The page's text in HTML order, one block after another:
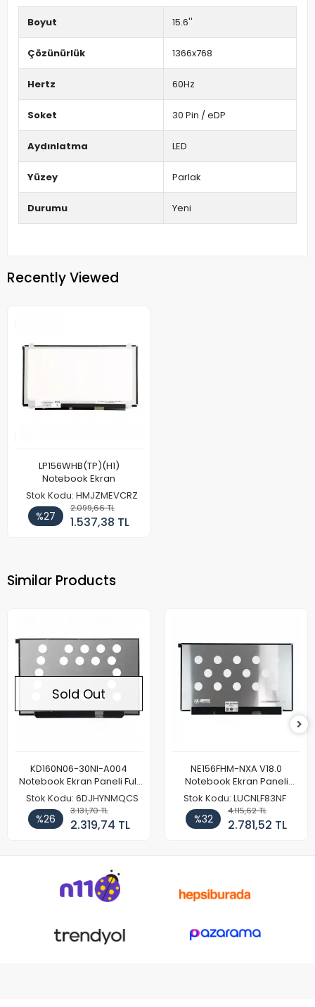
Boyut 15.6''
Çözünürlük 1366x768
Hertz 60Hz
Soket 30 Pin / eDP
Aydınlatma LED
Yüzey Parlak
Durumu Yeni
Recently Viewed
LP156WHB(TP)(H1)
Notebook Ekran
Stok Kodu: HMJZMEVCRZ
%27
2.099,66 TL
1.537,38 TL
Similar Products
Sold Out
KD160N06-30NI-A004
Notebook Ekran Paneli Full
HD
Stok Kodu: 6DJHYNMQCS
%26
3.131,70 TL
2.319,74 TL
NE156FHM-NXA V18.0
Notebook Ekran Paneli
144Hz
Stok Kodu: LUCNLF83NF
%32
4.115,62 TL
2.781,52 TL